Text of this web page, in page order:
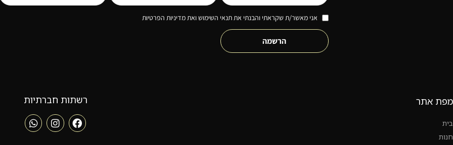
אני מאשר/ת שקראתי והבנתי את תנאי השימוש ואת מדיניות הפרטיות
הרשמה
מפת אתר
בית
חנות
רשתות חברתיות